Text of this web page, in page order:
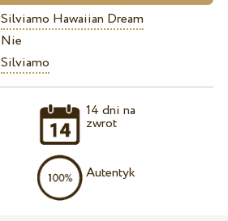
Silviamo Hawaiian Dream
Nie
Silviamo
14 dni na
zwrot
Autentyk